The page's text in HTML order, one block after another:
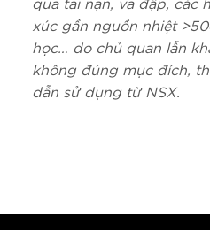
xúc gần nguồn nhiệt
học… do chủ quan lẫn
không đúng mục đích,
dẫn sử dụng từ NSX.